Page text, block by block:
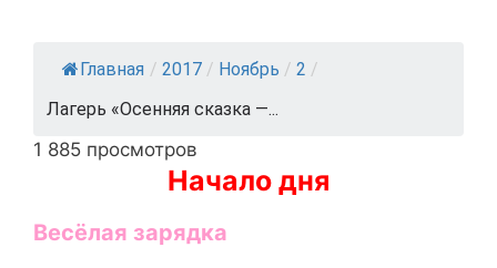
Главная / 2017 / Ноябрь / 2 /
Лагерь «Осенняя сказка —...
1 885 просмотров
Начало дня
Весёлая зарядка